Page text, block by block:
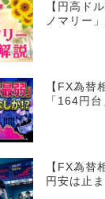
【円高ド
ノマリー
【FX為替
「164円
【FX為替
円安は止